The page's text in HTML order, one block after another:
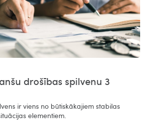
drošības spilvenu 3
ir viens no būtiskākajiem stabilas
elementiem.